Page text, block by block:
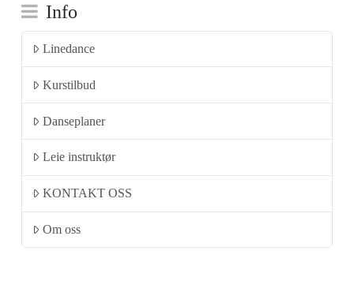
Info
Linedance
Kurstilbud
Danseplaner
Leie instruktør
KONTAKT OSS
Om oss